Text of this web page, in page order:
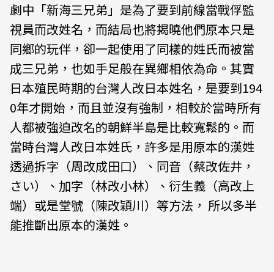
劇中「新海三兄弟」是為了要到前線當戰俘監
視員而改姓名，而結局也將揭曉他們原本只是
同鄉的玩伴，卻一起使用了同樣的姓氏而被當
成三兄弟，也如手足般在異鄉相依為命。其實
日本殖民時期的台灣人改日本姓名，是要到194
0年才開始，而且並沒有強制，相較於當時所有
人都被強迫改名的朝鮮半島是比較寬鬆的。而
當時台灣人改日本姓氏，許多是用原本的漢姓
透過拆字（周改成田口）、同音（蔡改佐井，
さい）、加字（林改小林）、衍生義（高改上
端）或是堂號（陳改穎川）等方法， 所以多半
能推斷出原本的漢姓。